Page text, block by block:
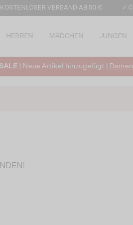
VERSAND AB 50 € ✓
HERREN MÄDCHEN JUNGEN
| Neue Artikel hinzugefügt | Damen